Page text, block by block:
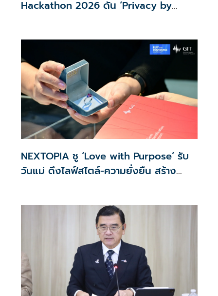
Hackathon 2026 ดัน ‘Privacy by
NEXTOPIA ชู ‘Love with Purpose’ รับ
วันแม่ ดึงไลฟ์สไตล์-ความยั่งยืน สร้าง